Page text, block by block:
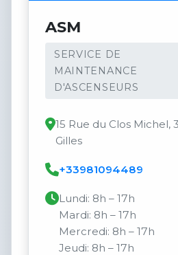
ASM
SERVICE DE
MAINTENANCE
D'ASCENSEURS
15 Rue du Clos Michel,
Gilles
+33981094489
Lundi: 8h – 17h
Mardi: 8h – 17h
Mercredi: 8h – 17h
Jeudi: 8h – 17h